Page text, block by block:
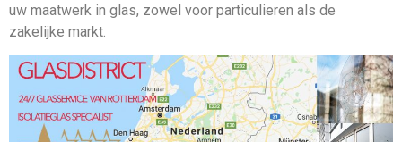
uw maatwerk in glas, zowel voor particulieren als de
zakelijke markt.